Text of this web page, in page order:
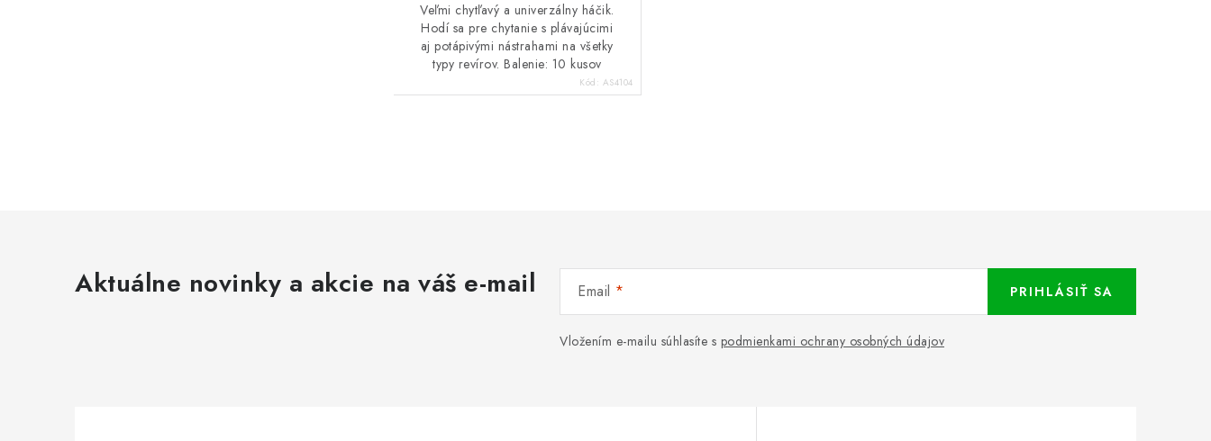
Veľmi chytľavý a univerzálny háčik.
Hodí sa pre chytanie s plávajúcimi
aj potápivými nástrahami na všetky
typy revírov. Balenie: 10 kusov
Kód: AS4104
d
Aktuálne novinky a akcie na váš e-mail Email
Vložením e-mailu súhlasíte s podmienkami ochrany osobných údajov
PRIHLÁSIŤ SA